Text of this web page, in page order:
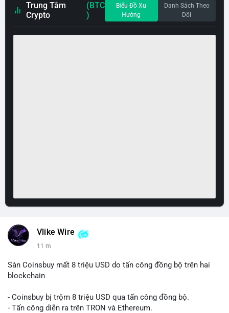
Trung Tâm
Crypto
(BTC
)
Biểu Đồ Xu
Hướng
Danh Sách Theo
Dõi
Vlike Wire
11 m
Sàn Coinsbuy mất 8 triệu USD do tấn công đồng bộ trên hai
blockchain
- Coinsbuy bị trộm 8 triệu USD qua tấn công đồng bộ.
- Tấn công diễn ra trên TRON và Ethereum.